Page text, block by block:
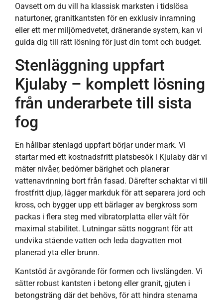
Oavsett om du vill ha klassisk marksten i tidslösa
naturtoner, granitkantsten för en exklusiv inramning
eller ett mer miljömedvetet, dränerande system, kan vi
guida dig till rätt lösning för just din tomt och budget.
Stenläggning uppfart
Kjulaby – komplett lösning
från underarbete till sista
fog
En hållbar stenlagd uppfart börjar under mark. Vi
startar med ett kostnadsfritt platsbesök i Kjulaby där vi
mäter nivåer, bedömer bärighet och planerar
vattenavrinning bort från fasad. Därefter schaktar vi till
frostfritt djup, lägger markduk för att separera jord och
kross, och bygger upp ett bärlager av bergkross som
packas i flera steg med vibratorplatta eller vält för
maximal stabilitet. Lutningar sätts noggrant för att
undvika stående vatten och leda dagvatten mot
planerad yta eller brunn.
Kantstöd är avgörande för formen och livslängden. Vi
sätter robust kantsten i betong eller granit, gjuten i
betongsträng där det behövs, för att hindra stenarna